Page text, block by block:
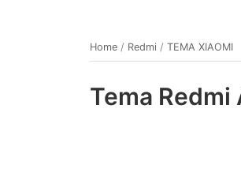
Home / Redmi / TEMA XIAOMI
Tema Redmi